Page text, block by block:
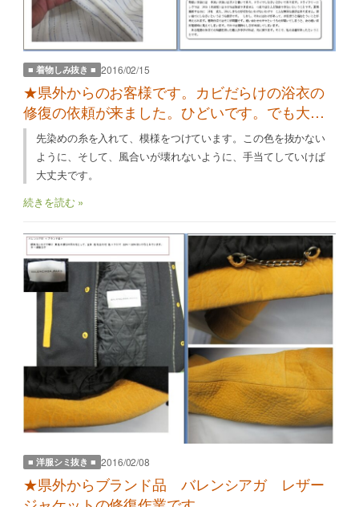
■ 着物しみ抜き ■ 2016/02/15
★県外からのお客様です。カビだらけの浴衣の
修復の依頼が来ました。ひどいです。でも大丈
夫先染めの糸を入れて、模様をつけています。この色を抜かない
ように、そして、風合いが壊れないように、手当てしていけば
大丈夫です。
続きを読む »
■ 洋服シミ抜き ■ 2016/02/08
★県外からブランド品 バレンシアガ レザー